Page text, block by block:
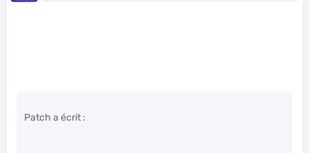
Patch a écrit :